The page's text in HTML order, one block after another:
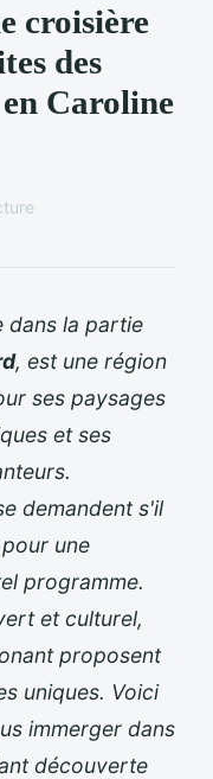
croisière
des
Caroline
dans la partie
, est une région
ses paysages
et ses
demandent s'il
une
programme.
et culturel,
proposent
uniques. Voici
immerger dans
découverte